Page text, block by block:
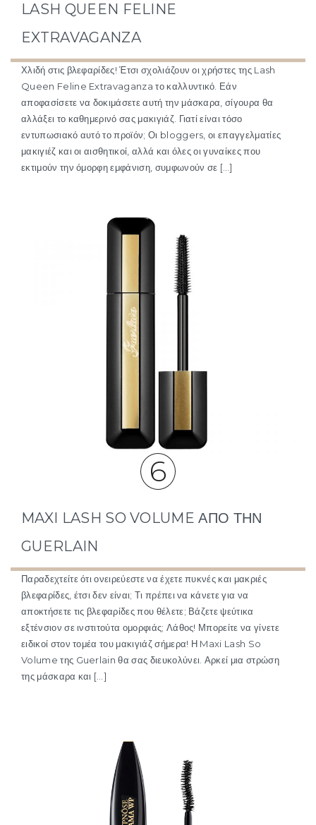
LASH QUEEN FELINE
EXTRAVAGANZA
Χλιδή στις βλεφαρίδες! Έτσι σχολιάζουν οι χρήστες της Lash
Queen Feline Extravaganza το καλλυντικό. Εάν
αποφασίσετε να δοκιμάσετε αυτή την μάσκαρα, σίγουρα θα
αλλάξει το καθημερινό σας μακιγιάζ. Γιατί είναι τόσο
εντυπωσιακό αυτό το προϊόν; Οι bloggers, οι επαγγελματίες
μακιγιέζ και οι αισθητικοί, αλλά και όλες οι γυναίκες που
εκτιμούν την όμορφη εμφάνιση, συμφωνούν σε […]
6
MAXI LASH SO VOLUME ΑΠΌ ΤΗΝ
GUERLAIN
Παραδεχτείτε ότι ονειρεύεστε να έχετε πυκνές και μακριές
βλεφαρίδες, έτσι δεν είναι; Τι πρέπει να κάνετε για να
αποκτήσετε τις βλεφαρίδες που θέλετε; Βάζετε ψεύτικα
εξτένσιον σε ινστιτούτα ομορφιάς; Λάθος! Μπορείτε να γίνετε
ειδικοί στον τομέα του μακιγιάζ σήμερα! Η Maxi Lash So
Volume της Guerlain θα σας διευκολύνει. Αρκεί μια στρώση
της μάσκαρα και […]